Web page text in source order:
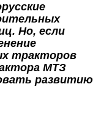
Но, если
тракторов
МТЗ
развитию